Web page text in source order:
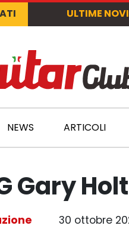
ULTIME
NEWS ARTICOLI
Gary
30 ottobre